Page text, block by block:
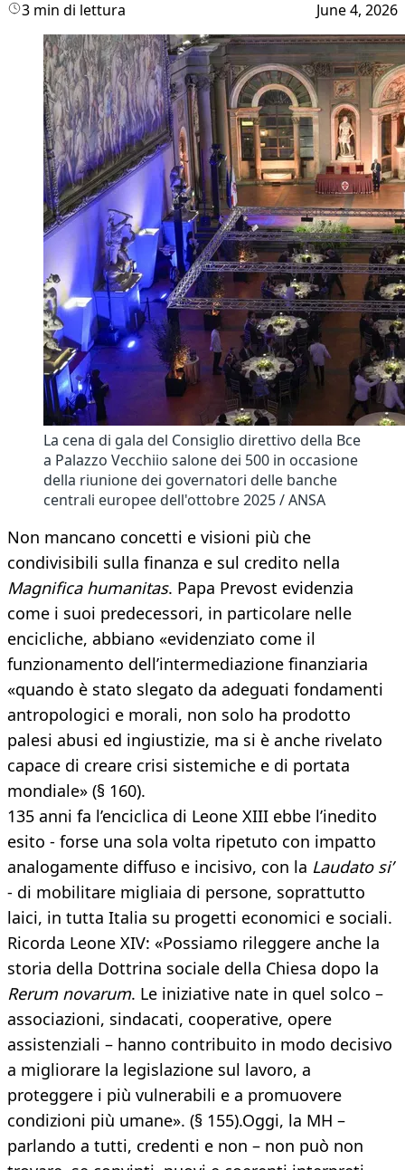
3 min di lettura June 4, 2026
La cena di gala del Consiglio direttivo della Bce
a Palazzo Vecchiio salone dei 500 in occasione
della riunione dei governatori delle banche
centrali europee dell'ottobre 2025 / ANSA
Non mancano concetti e visioni più che
condivisibili sulla finanza e sul credito nella
Magnifica humanitas. Papa Prevost evidenzia
come i suoi predecessori, in particolare nelle
encicliche, abbiano «evidenziato come il
funzionamento dell’intermediazione finanziaria
«quando è stato slegato da adeguati fondamenti
antropologici e morali, non solo ha prodotto
palesi abusi ed ingiustizie, ma si è anche rivelato
capace di creare crisi sistemiche e di portata
mondiale» (§ 160).
135 anni fa l’enciclica di Leone XIII ebbe l’inedito
esito - forse una sola volta ripetuto con impatto
analogamente diffuso e incisivo, con la Laudato si’
- di mobilitare migliaia di persone, soprattutto
laici, in tutta Italia su progetti economici e sociali.
Ricorda Leone XIV: «Possiamo rileggere anche la
storia della Dottrina sociale della Chiesa dopo la
Rerum novarum. Le iniziative nate in quel solco –
associazioni, sindacati, cooperative, opere
assistenziali – hanno contribuito in modo decisivo
a migliorare la legislazione sul lavoro, a
proteggere i più vulnerabili e a promuovere
condizioni più umane». (§ 155).Oggi, la MH –
parlando a tutti, credenti e non – non può non